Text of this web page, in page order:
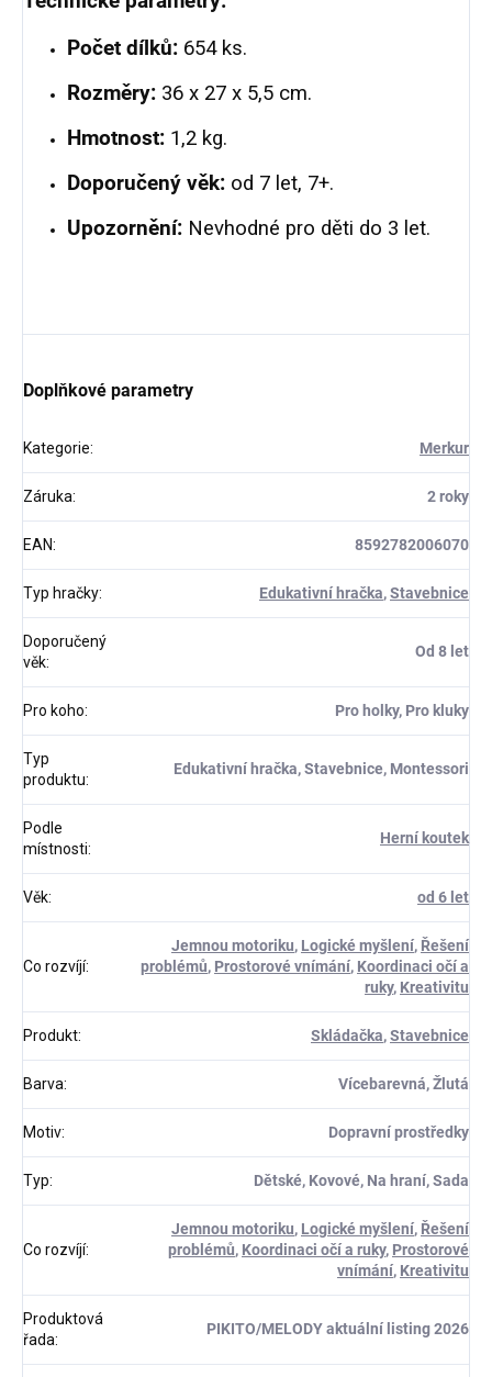
Počet dílků: 654 ks.
Rozměry: 36 x 27 x 5,5 cm.
Hmotnost: 1,2 kg.
Doporučený věk: od 7 let, 7+.
Upozornění: Nevhodné pro děti do 3 let.
Doplňkové parametry
Kategorie: Merkur
Záruka: 2 roky
EAN: 8592782006070
Typ hračky: Edukativní hračka,Stavebnice
Doporučený
věk:
Od 8 let
Pro koho: Pro holky, Pro kluky
Typ
produktu:
Edukativní hračka, Stavebnice, Montessori
Podle
místnosti:
Herní koutek
Věk: od 6 let
Co rozvíjí:
Jemnou motoriku, Logické myšlení, Řešení
problémů, Prostorové vnímání, Koordinaci očí a
ruky, Kreativitu
Produkt: Skládačka,Stavebnice
Barva: Vícebarevná, Žlutá
Motiv: Dopravní prostředky
Typ: Dětské, Kovové, Na hraní, Sada
Co rozvíjí:
Jemnou motoriku, Logické myšlení, Řešení
problémů, Koordinaci očí a ruky, Prostorové
vnímání, Kreativitu
Produktová
řada:
PIKITO/MELODY aktuální listing 2026